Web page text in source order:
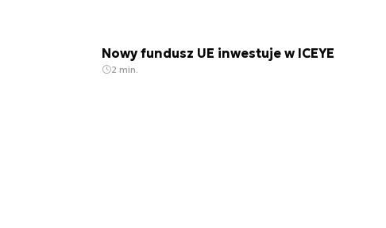
Nowy fundusz UE inwestuje w ICEYE
2 min.